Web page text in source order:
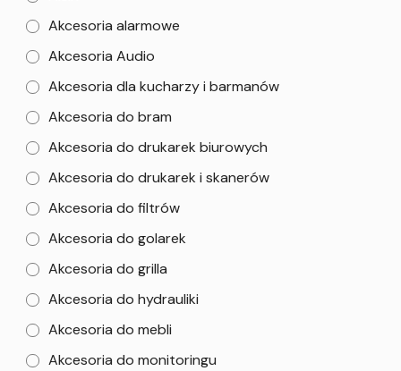
Akcesoria alarmowe
Akcesoria Audio
Akcesoria dla kucharzy i barmanów
Akcesoria do bram
Akcesoria do drukarek biurowych
Akcesoria do drukarek i skanerów
Akcesoria do filtrów
Akcesoria do golarek
Akcesoria do grilla
Akcesoria do hydrauliki
Akcesoria do mebli
Akcesoria do monitoringu